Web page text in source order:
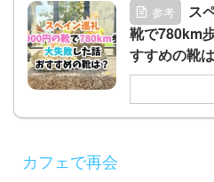
参考
ス
靴で780km
すすめの靴
カフェで再会